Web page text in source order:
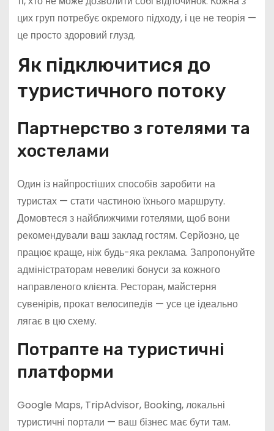
цих груп потребує окремого підходу, і це не теорія —
це просто здоровий глузд.
Як підключитися до
туристичного потоку
Партнерство з готелями та
хостелами
Один із найпростіших способів заробити на
туристах — стати частиною їхнього маршруту.
Домовтеся з найближчими готелями, щоб вони
рекомендували ваш заклад гостям. Серйозно, це
працює краще, ніж будь-яка реклама. Запропонуйте
адміністраторам невеликі бонуси за кожного
направленого клієнта. Ресторан, майстерня
сувенірів, прокат велосипедів — усе це ідеально
лягає в цю схему.
Потрапте на туристичні
платформи
Google Maps, TripAdvisor, Booking, локальні
туристичні портали — ваш бізнес має бути там.